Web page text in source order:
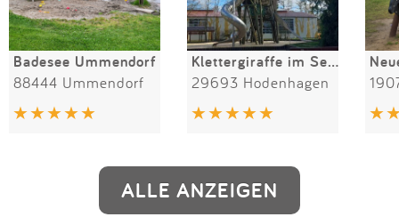
Badesee Ummendorf
88444 Ummendorf
Klettergiraffe im Serengeti-Park Hodenhagen
29693 Hodenhagen
ALLE ANZEIGEN